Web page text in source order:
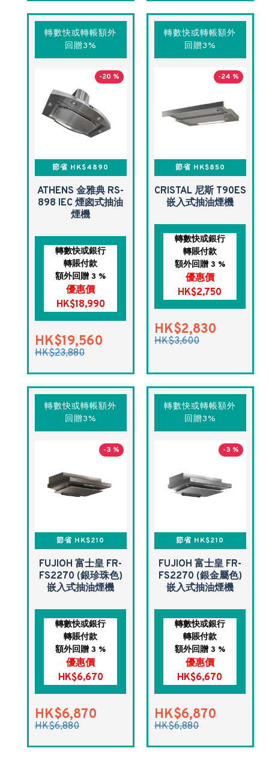
轉數快或轉帳額外
回贈3%
-20 %
節省 HK$4890
ATHENS 金雅典 RS-
898 IEC 煙囪式抽油
煙機
轉數快或銀行
轉賬付款
額外回贈 3 %
優惠價
HK$18,990
HK$19,560
HK$23,880
轉數快或轉帳額外
回贈3%
-24 %
節省 HK$850
CRISTAL 尼斯 T90ES
嵌入式抽油煙機
轉數快或銀行
轉賬付款
額外回贈 3 %
優惠價
HK$2,750
HK$2,830
HK$3,600
轉數快或轉帳額外
回贈3%
-3 %
節省 HK$210
FUJIOH 富士皇 FR-
FS2270 (銀珍珠色)
嵌入式抽油煙機
轉數快或銀行
轉賬付款
額外回贈 3 %
優惠價
HK$6,670
HK$6,870
HK$6,880
轉數快或轉帳額外
回贈3%
-3 %
節省 HK$210
FUJIOH 富士皇 FR-
FS2270 (銀金屬色)
嵌入式抽油煙機
轉數快或銀行
轉賬付款
額外回贈 3 %
優惠價
HK$6,670
HK$6,870
HK$6,880